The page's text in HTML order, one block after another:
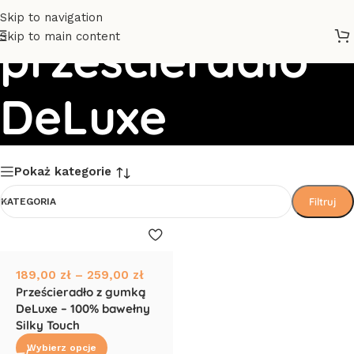
Skip to navigation
Skip to main content
prześcieradło
DeLuxe
Pokaż kategorie
KATEGORIA Filtruj
189,00 zł – 259,00 zł
Prześcieradło z gumką
DeLuxe – 100% bawełny
Silky Touch
Wybierz opcje